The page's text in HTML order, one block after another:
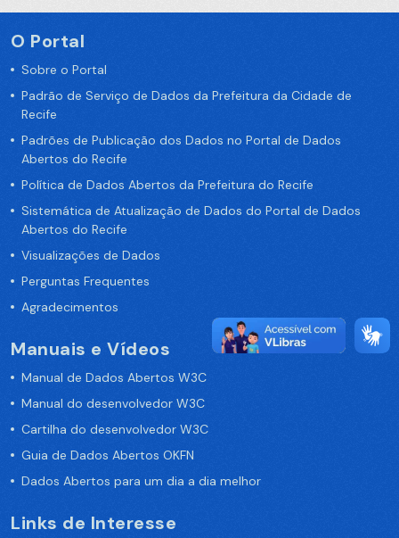
O Portal
Sobre o Portal
Padrão de Serviço de Dados da Prefeitura da Cidade de
Recife
Padrões de Publicação dos Dados no Portal de Dados
Abertos do Recife
Política de Dados Abertos da Prefeitura do Recife
Sistemática de Atualização de Dados do Portal de Dados
Abertos do Recife
Visualizações de Dados
Perguntas Frequentes
Agradecimentos
Manuais e Vídeos
Manual de Dados Abertos W3C
Manual do desenvolvedor W3C
Cartilha do desenvolvedor W3C
Guia de Dados Abertos OKFN
Dados Abertos para um dia a dia melhor
Links de Interesse